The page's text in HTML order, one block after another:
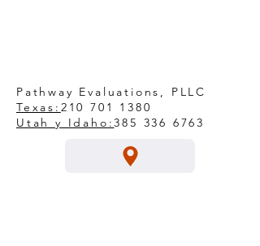
Pathway Evaluations, PLLC
Texas: 210 701 1380
Utah y Idaho:385 336 6763